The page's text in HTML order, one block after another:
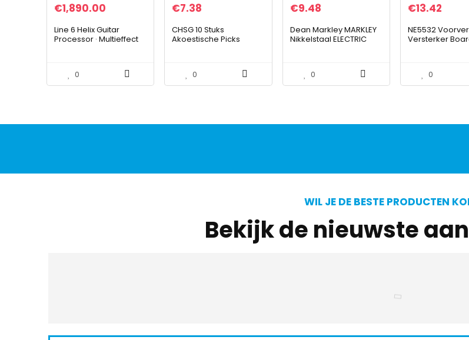
€1,890.00
Line 6 Helix Guitar
Processor · Multieffect
0
€7.38
CHSG 10 Stuks
Akoestische Picks
Dubbelzijdig Afdrukken,
Elektrische Plectrums…
0
€9.48
Dean Markley MARKLEY
Nikkelstaal ELECTRIC
0
€13.42
NE5532
Versterker
0
WIL JE DE BESTE PRODUCTEN
Bekijk de nieuwste